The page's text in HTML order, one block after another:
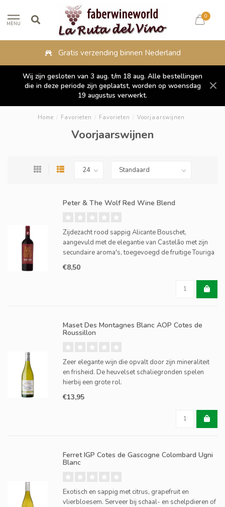
MENU
0
Gratis verzending binnen Nederland
Wij zijn gesloten van 3 aug. t/m 18 aug. Alle bestellingen
die in deze periode zijn geplaatst, worden op woensdag
19 augustus verwerkt.
Home / Favorieten / Favorieten / Voorjaarswijnen
Voorjaarswijnen
Peter & The Wolf Red Wine Blend
Zijdezacht rood sappig Alicante Bouschet,
aangevuld met de elegantie van Castelão met zijn
secundaire aroma's, toegevoegd de fruitige Touriga
Nacional met de krachtpatser als basis van een
scheutje Cabernet Sauvignon. Allen handgeplukt met
€8,50
Maset Des Montagnes Blanc AOP Cotes de
Roussillon
Zeer elegante wijn die opvalt door zijn mineraliteit
en frisheid. De heuvelset schaliegronden spelen
hierbij een grote rol.
€13,95
Ferret IGP Cotes de Gascogne Colombard Ugni
Blanc
Exotisch en sappig met citrus, grapefruit en
vlierbloesem. Serveer bij schaal- en schelpdieren of